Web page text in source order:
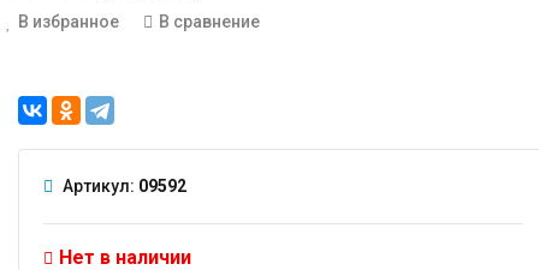
В избранное
В сравнение
Артикул: 09592
Нет в наличии